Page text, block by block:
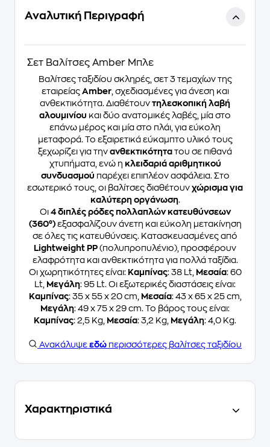
Αναλυτική Περιγραφή
Σετ Βαλίτσες Amber Μπλε
Βαλίτσες ταξιδίου σκληρές, σετ 3 τεμαχίων της
εταιρείας Amber, σχεδιασμένες για άνεση και
ανθεκτικότητα. Διαθέτουν τηλεσκοπική λαβή
αλουμινίου και δύο ανατομικές λαβές, μία στο
επάνω μέρος και μία στο πλάι, για εύκολη
μεταφορά. Το εξαιρετικά εύκαμπτο υλικό τους
ξεχωρίζει για την ανθεκτικότητα του σε πιθανά
χτυπήματα, ενώ η κλειδαριά αριθμητικού
συνδυασμού παρέχει επιπλέον ασφάλεια. Στο
εσωτερικό τους, οι βαλίτσες διαθέτουν χώρισμα για
καλύτερη οργάνωση.
Οι 4 διπλές ρόδες πολλαπλών κατευθύνσεων
(360°)εξασφαλίζουν άνετη και εύκολη μετακίνηση
σε όλες τις κατευθύνσεις. Κατασκευασμένες από
Lightweight PP (πολυπροπυλένιο), προσφέρουν
ελαφρότητα και ανθεκτικότητα για πολλά ταξίδια.
Οι χωρητικότητες είναι: Καμπίνας: 38 Lt, Μεσαία: 60
Lt, Μεγάλη: 95 Lt. Οι εξωτερικές διαστάσεις είναι:
Καμπίνας: 35 x 55 x 20 cm, Μεσαία: 43 x 65 x 25 cm,
Μεγάλη: 49 x 75 x 29 cm. Το βάρος τους είναι:
Καμπίνας: 2,5 Kg, Μεσαία: 3,2 Kg, Μεγάλη: 4,0 Kg.
Ανακάλυψε εδώ περισσότερες βαλίτσες ταξιδίου
Χαρακτηριστικά